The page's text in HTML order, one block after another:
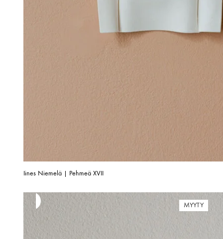
Iines Niemelä | Pehmeä XVII
MYYTY